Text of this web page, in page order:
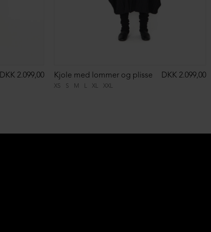
DKK 2.099,00
XS S M L XL XXL
Kjole med lommer og plisse DKK 2.099,00